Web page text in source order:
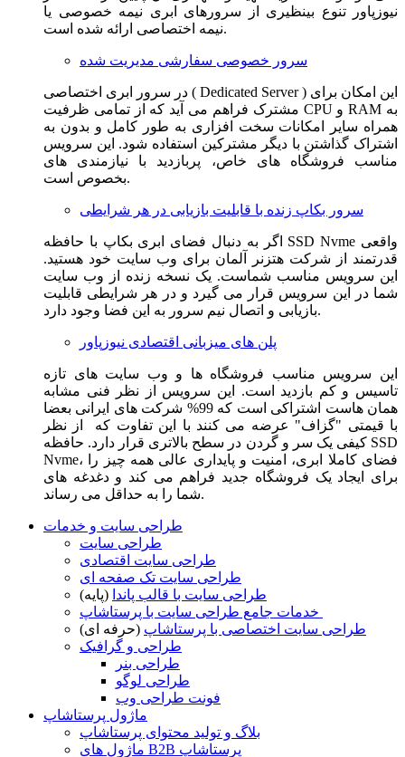
نیوزپاور تنوع بینظیری از سرورهای ابری نیمه خصوصی یا
نیمه اختصاصی ارائه شده است.
سرور خصوصی سفارشی مدیریت شده
در سرور ابری اختصاصی ( Dedicated Server ) این امکان برای
مشترک فراهم می آید که از تمامی ظرفیت CPU و RAM به
همراه سایر امکانات سخت افزاری به طور کامل و بدون به
اشتراک گذاشتن با دیگر مشترکین استفاده شود. این سرویس
مناسب فروشگاه های خاص، پربازدید با نیازمندی های
بخصوص است.
سرور بکاپ زنده با قابلیت بازیابی در هر شرایطی
اگر به دنبال فضای ابری بکاپ با حافظه SSD Nvme واقعی
قدرتمند از شرکت هتزنر آلمان برای وب سایت خود هستید.
این سرویس مناسب شماست. یک نسخه زنده از وب سایت
شما در این سرویس قرار می گیرد و در هر شرایطی قابلیت
بازیابی و اتصال نیم سرور به این فضا وجود دارد.
پلن های میزبانی اقتصادی نیوزپاور
این سرویس مناسب فروشگاه ها و وب سایت های تازه
تاسیس و کم بازدید است. این سرویس از نظر فنی مشابه
همان هاست اشتراکی است که 99% شرکت های ایرانی بعضا
با قیمتی "گزاف" عرضه می کنند با این تفاوت که از نظر
کیفی یک سر و گردن در سطح بالاتری قرار دارد. حافظه SSD
Nvme، فضای کاملا ابری، امنیت و پایداری عالی همه چیز را
برای ایجاد یک فروشگاه جدید فراهم می کند و دغدغه های
شما را به حداقل می رساند.
طراحی سایت و خدمات
طراحی سایت
طراحی سایت اقتصادی
طراحی سایت تک صفحه ای
طراحی سایت با قالب پاندا (پایه)
طراحی سایت اختصاصی با پرستاشاپ (حرفه ای)
طراحی و گرافیک
طراحی بنر
طراحی لوگو
فونت طراحی وب
ماژول پرستاشاپ
بلاگ و تولید محتوای پرستاشاپ
ماژول های B2B پرستاشاپ